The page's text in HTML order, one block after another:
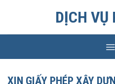
DỊCH VỤ
XIN GIẤY PHÉP XÂY